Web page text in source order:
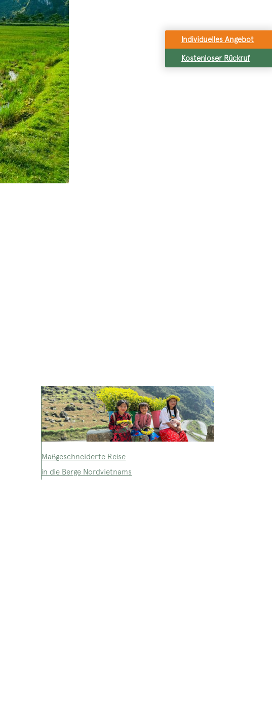
Maßgeschneiderte Reise
in die Berge Nordvietnams
Individuelles Angebot
Kostenloser Rückruf